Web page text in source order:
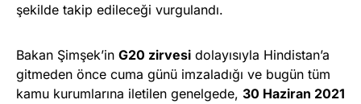
şekilde takip edileceği vurgulandı.
Bakan Şimşek’in G20 zirvesi dolayısıyla Hindistan’a
gitmeden önce cuma günü imzaladığı ve bugün tüm
kamu kurumlarına iletilen genelgede, 30 Haziran 2021